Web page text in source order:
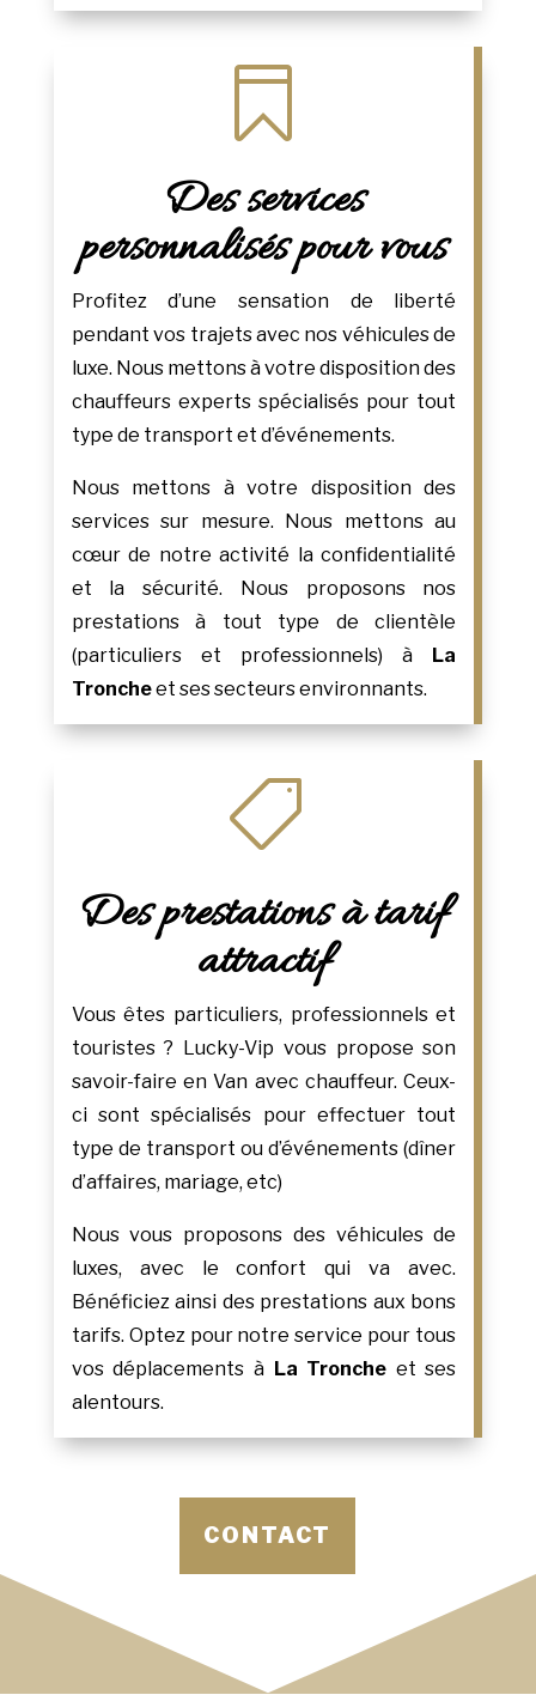

Des services
personnalisés pour vous
Profitez d’une sensation de liberté
pendant vos trajets avec nos véhicules de
luxe. Nous mettons à votre disposition des
chauffeurs experts spécialisés pour tout
type de transport et d’événements.
Nous mettons à votre disposition des
services sur mesure. Nous mettons au
cœur de notre activité la confidentialité
et la sécurité. Nous proposons nos
prestations à tout type de clientèle
(particuliers et professionnels) à La
Troncheet ses secteurs environnants.

Des prestations à tarif
attractif
Vous êtes particuliers, professionnels et
touristes ? Lucky-Vip vous propose son
savoir-faire en Van avec chauffeur. Ceux-
ci sont spécialisés pour effectuer tout
type de transport ou d’événements (dîner
d’affaires, mariage, etc)
Nous vous proposons des véhicules de
luxes, avec le confort qui va avec.
Bénéficiez ainsi des prestations aux bons
tarifs. Optez pour notre service pour tous
vos déplacements à La Tronche et ses
alentours.
CONTACT